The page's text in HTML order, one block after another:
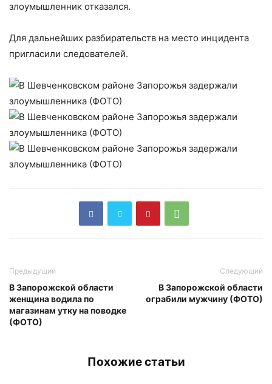
злоумышленник отказался.
Для дальнейших разбирательств на место инцидента
пригласили следователей.
Предыдущий
В Запорожской области
женщина водила по
магазинам утку на поводке
(ФОТО)
Следующий
В Запорожской области
ограбили мужчину (ФОТО)
Похожие статьи